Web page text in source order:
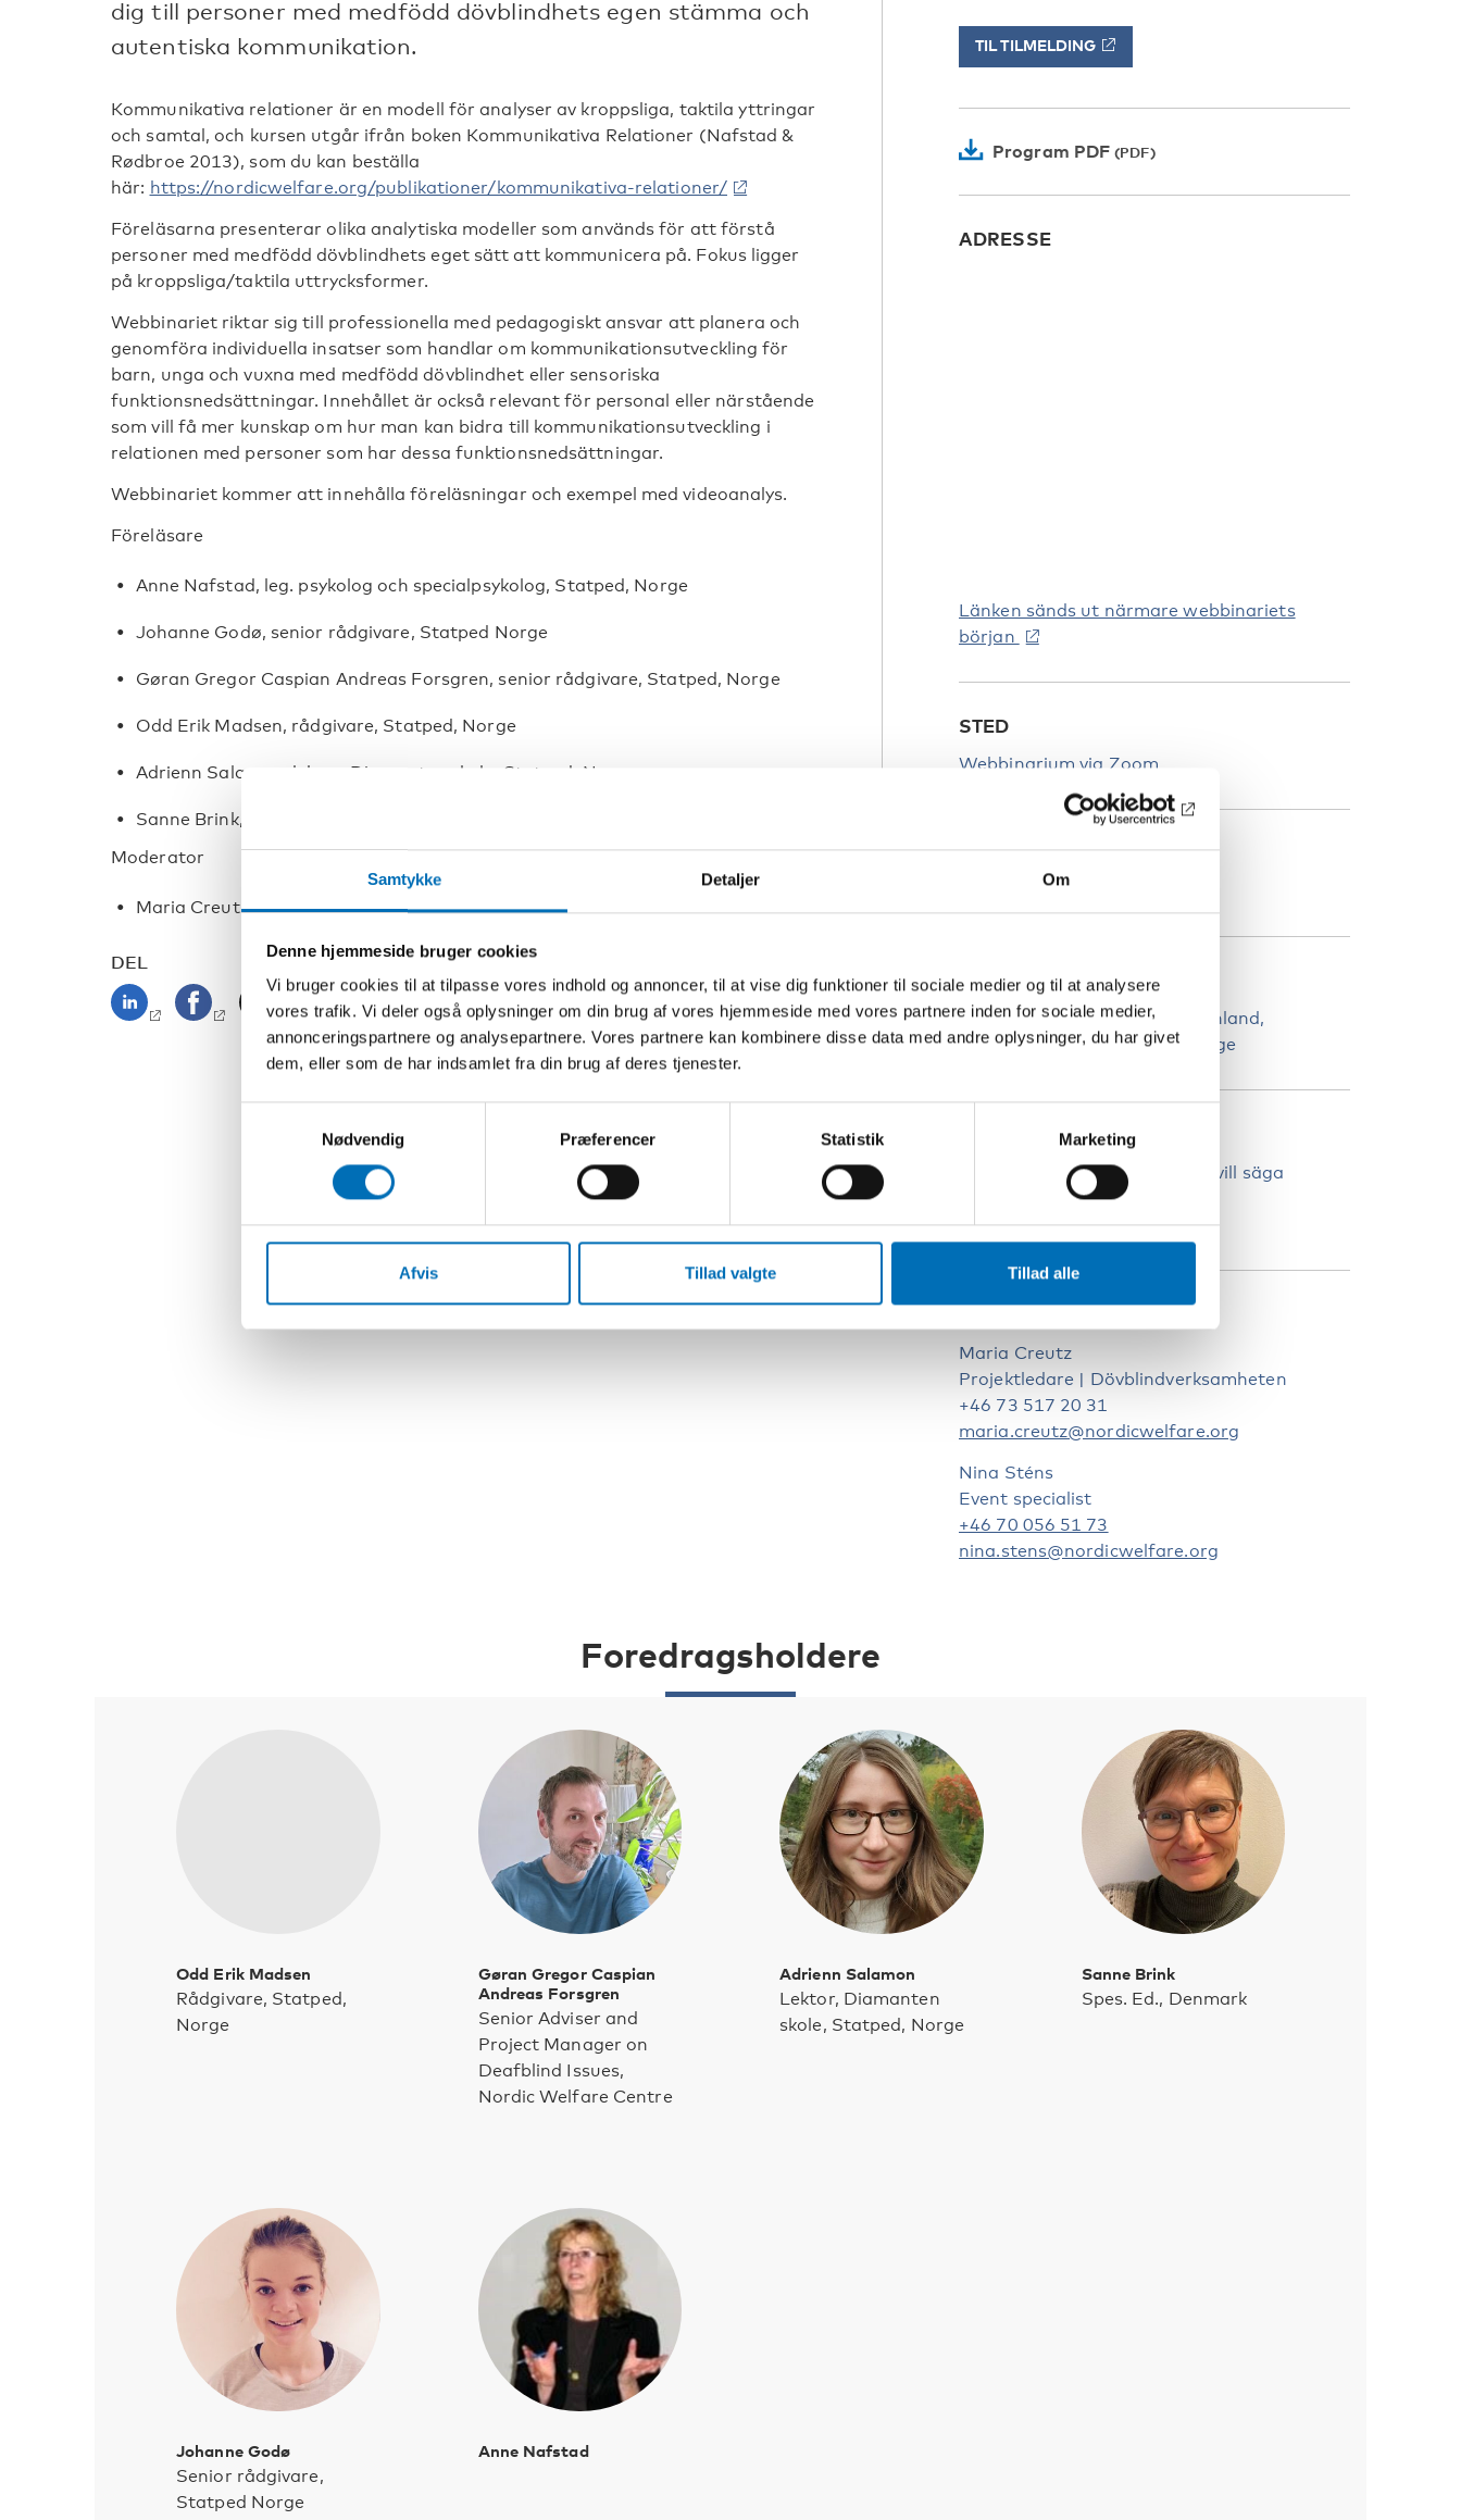
Samtykke Detaljer Om
Denne hjemmeside bruger cookies
Vi bruger cookies til at tilpasse vores indhold og annoncer, til at vise dig funktioner til sociale medier og til at analysere
vores trafik. Vi deler også oplysninger om din brug af vores hjemmeside med vores partnere inden for sociale medier,
annonceringspartnere og analysepartnere. Vores partnere kan kombinere disse data med andre oplysninger, du har givet
dem, eller som de har indsamlet fra din brug af deres tjenester.
Nødvendig
Præferencer Statistik Marketing
Afvis Tillad valgte Tillad alle
dig till personer med medfödd dövblindhets egen stämma och
autentiska kommunikation.
Kommunikativa relationer är en modell för analyser av kroppsliga, taktila yttringar
och samtal, och kursen utgår ifrån boken Kommunikativa Relationer (Nafstad &
Rødbroe 2013), som du kan beställa
här: https://nordicwelfare.org/publikationer/kommunikativa-relationer/
Föreläsarna presenterar olika analytiska modeller som används för att förstå
personer med medfödd dövblindhets eget sätt att kommunicera på. Fokus ligger
på kroppsliga/taktila uttrycksformer.
Webbinariet riktar sig till professionella med pedagogiskt ansvar att planera och
genomföra individuella insatser som handlar om kommunikationsutveckling för
barn, unga och vuxna med medfödd dövblindhet eller sensoriska
funktionsnedsättningar. Innehållet är också relevant för personal eller närstående
som vill få mer kunskap om hur man kan bidra till kommunikationsutveckling i
relationen med personer som har dessa funktionsnedsättningar.
Webbinariet kommer att innehålla föreläsningar och exempel med videoanalys.
Föreläsare
Anne Nafstad, leg. psykolog och specialpsykolog, Statped, Norge
Johanne Godø, senior rådgivare, Statped Norge
Gøran Gregor Caspian Andreas Forsgren, senior rådgivare, Statped, Norge
Odd Erik Madsen, rådgivare, Statped, Norge
Adrienn Salamon, lektor, Diamanten skole, Statped, Norge
Sanne Brink, pedagog, Aktivitets- och botilbud, CDH, Danmark
Moderator
Maria Creutz, Nordens välfärdscenter
TIL TILMELDING
Program PDF
ADRESSE
Länken sänds ut närmare webbinariets
början
STED
Webbinarium via Zoom
KATEGORIER
LANDE
Åland Danmark Färöarna
Finland
Grönland Island Norge Sverige
Språket är skandinaviska, det vill säga
danska, norska och svenska.
Webbinariet texttolkas.
Maria Creutz
Projektledare | Dövblindverksamheten
+46 73 517 20 31
maria.creutz@nordicwelfare.org
Nina Sténs
Event specialist
+46 70 056 51 73
nina.stens@nordicwelfare.org
DEL
Foredragsholdere
Odd Erik Madsen
Rådgivare, Statped,
Norge
Gøran Gregor Caspian
Andreas Forsgren
Senior Adviser and
Project Manager on
Deafblind Issues,
Nordic Welfare Centre
Adrienn Salamon
Lektor, Diamanten
skole, Statped, Norge
Sanne Brink
Spes. Ed., Denmark
Johanne Godø
Senior rådgivare,
Statped Norge
Anne Nafstad